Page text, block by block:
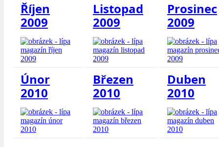
Říjen
2009
Listopad
2009
Prosinec
2009
Únor
2010
Březen
2010
Duben
2010